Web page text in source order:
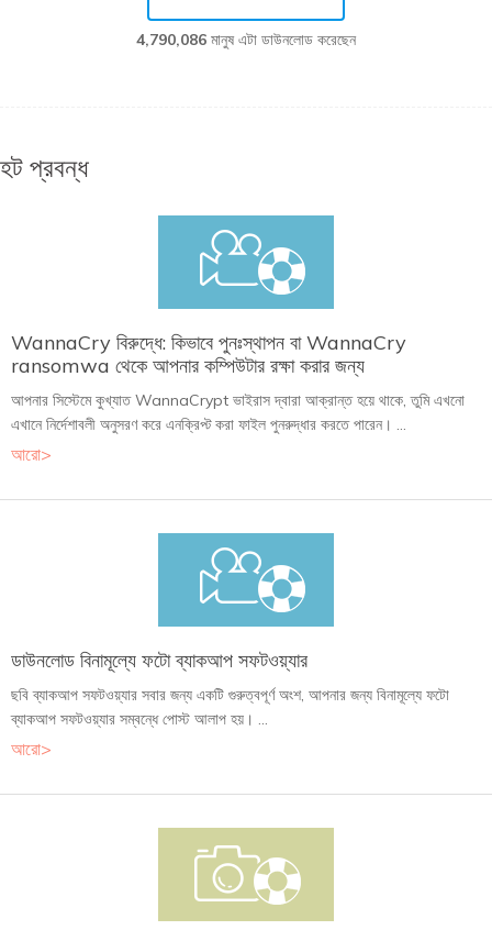
4,790,086 মানুষ এটা ডাউনলোড করেছেন
হট প্রবন্ধ
WannaCry বিরুদ্ধে: কিভাবে পুনঃস্থাপন বা WannaCry
ransomwa থেকে আপনার কম্পিউটার রক্ষা করার জন্য
আপনার সিস্টেমে কুখ্যাত WannaCrypt ভাইরাস দ্বারা আক্রান্ত হয়ে থাকে, তুমি এখনো
এখানে নির্দেশাবলী অনুসরণ করে এনক্রিপ্ট করা ফাইল পুনরুদ্ধার করতে পারেন। ...
আরো>
ডাউনলোড বিনামূল্যে ফটো ব্যাকআপ সফটওয়্যার
ছবি ব্যাকআপ সফটওয়্যার সবার জন্য একটি গুরুত্বপূর্ণ অংশ, আপনার জন্য বিনামূল্যে ফটো
ব্যাকআপ সফটওয়্যার সম্বন্ধে পোস্ট আলাপ হয়। ...
আরো>